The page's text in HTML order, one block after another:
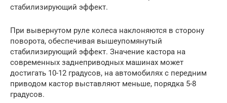
стабилизирующий эффект.
При вывернутом руле колеса наклоняются в сторону
поворота, обеспечивая вышеупомянутый
стабилизирующий эффект. Значение кастора на
современных заднеприводных машинах может
достигать 10-12 градусов, на автомобилях с передним
приводом кастор выставляют меньше, порядка 5-8
градусов.